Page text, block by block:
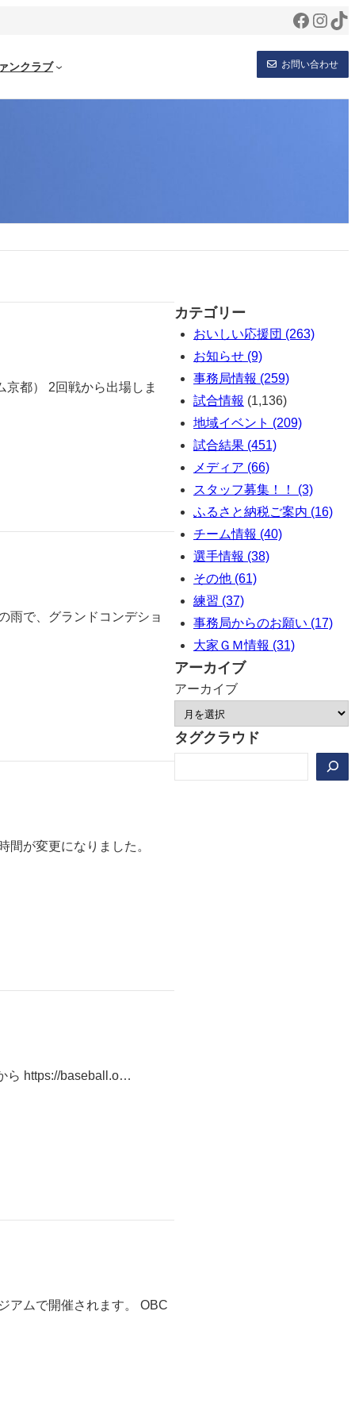
ンクラブ お問い合わせ
都） 2回戦から出場しま
雨で、グランドコンデショ
間が変更になりました。
ら https://baseball.o…
アムで開催されます。 OBC
カテゴリー
おいしい応援団 (263)
お知らせ (9)
事務局情報 (259)
試合情報 (1,136)
地域イベント (209)
試合結果 (451)
メディア (66)
スタッフ募集！！ (3)
ふるさと納税ご案内 (16)
チーム情報 (40)
選手情報 (38)
その他 (61)
練習 (37)
事務局からのお願い (17)
大家ＧＭ情報 (31)
アーカイブ
アーカイブ
タグクラウド
検
索